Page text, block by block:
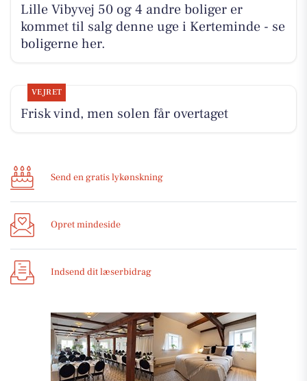
Lille Vibyvej 50 og 4 andre boliger er
kommet til salg denne uge i Kerteminde - se
boligerne her.
VEJRET
Frisk vind, men solen får overtaget
Send en gratis lykønskning
Opret mindeside
Indsend dit læserbidrag